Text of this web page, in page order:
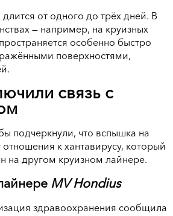
от одного до трёх дней. В
— например, на круизных
особенно быстро
поверхностями,
связь с
подчеркнули, что вспышка на
к хантавирусу, который
на другом круизном лайнере.
MV Hondius
здравоохранения сообщила